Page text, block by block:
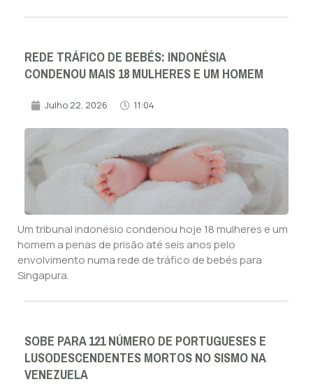
REDE TRÁFICO DE BEBÉS: INDONÉSIA
CONDENOU MAIS 18 MULHERES E UM HOMEM
Julho 22, 2026 11:04
Um tribunal indonésio condenou hoje 18 mulheres e um
homem a penas de prisão até seis anos pelo
envolvimento numa rede de tráfico de bebés para
Singapura.
SOBE PARA 121 NÚMERO DE PORTUGUESES E
LUSODESCENDENTES MORTOS NO SISMO NA
VENEZUELA